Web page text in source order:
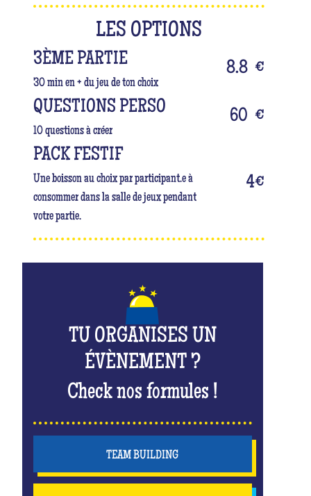
LES OPTIONS
3ÈME PARTIE
30 min en + du jeu de ton choix
8.8 €
QUESTIONS PERSO
10 questions à créer
60 €
PACK FESTIF
Une boisson au choix par participant.e à
consommer dans la salle de jeux pendant
votre partie.
4€
TU ORGANISES UN
ÉVÈNEMENT ?
Check nos formules !
TEAM BUILDING